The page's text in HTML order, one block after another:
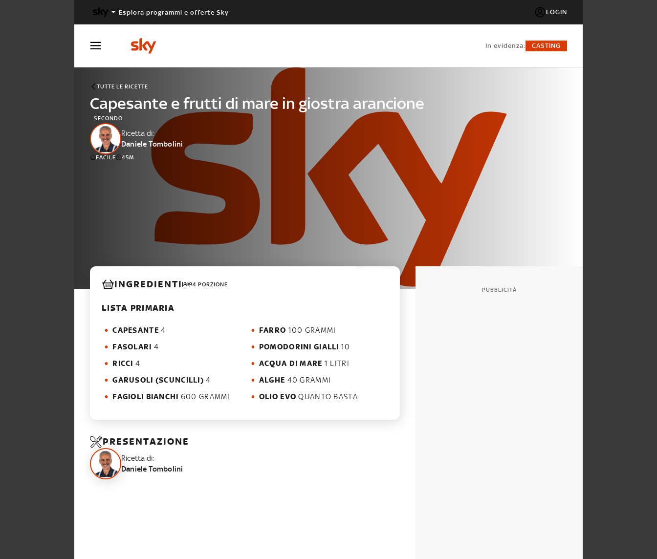
Esplora programmi e offerte Sky LOGIN
in evidenza: CASTING
TUTTE LE RICETTE
Capesante e frutti di mare in giostra arancione
SECONDO
Ricetta di:
Daniele Tombolini
FACILE 45M
INGREDIENTI 4 PORZIONE
LISTA PRIMARIA
CAPESANTE 4
FASOLARI 4
RICCI 4
GARUSOLI (SCUNCILLI) 4
FAGIOLI BIANCHI 600 GRAMMI
FARRO 100 GRAMMI
POMODORINI GIALLI 10
ACQUA DI MARE 1 LITRI
ALGHE 40 GRAMMI
OLIO EVO QUANTO BASTA
PRESENTAZIONE
Ricetta di:
Daniele Tombolini
PUBBLICITÀ